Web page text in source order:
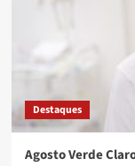
Destaques
Agosto Verde